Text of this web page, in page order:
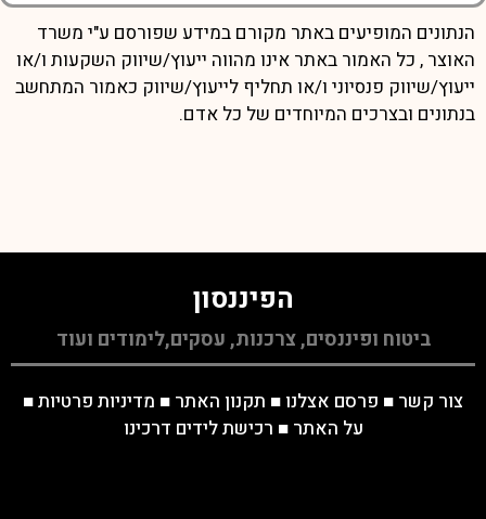
הנתונים המופיעים באתר מקורם במידע שפורסם ע"י משרד
האוצר , כל האמור באתר אינו מהווה ייעוץ/שיווק השקעות ו/או
ייעוץ/שיווק פנסיוני ו/או תחליף לייעוץ/שיווק כאמור המתחשב
בנתונים ובצרכים המיוחדים של כל אדם.
הפיננסון
ביטוח ופיננסים, צרכנות, עסקים,לימודים ועוד
צור קשר ■ פרסם אצלנו ■ תקנון האתר ■ מדיניות פרטיות■
על האתר ■ רכישת לידים דרכינו